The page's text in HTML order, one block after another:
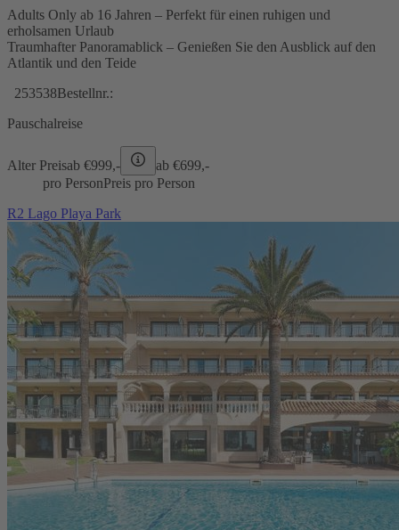
Adults Only ab 16 Jahren – Perfekt für einen ruhigen und
erholsamen Urlaub
Traumhafter Panoramablick – Genießen Sie den Ausblick auf den
Atlantik und den Teide
253538Bestellnr.:
Pauschalreise
Alter Preisab €999,- ab €699,-
pro PersonPreis pro Person
R2 Lago Playa Park